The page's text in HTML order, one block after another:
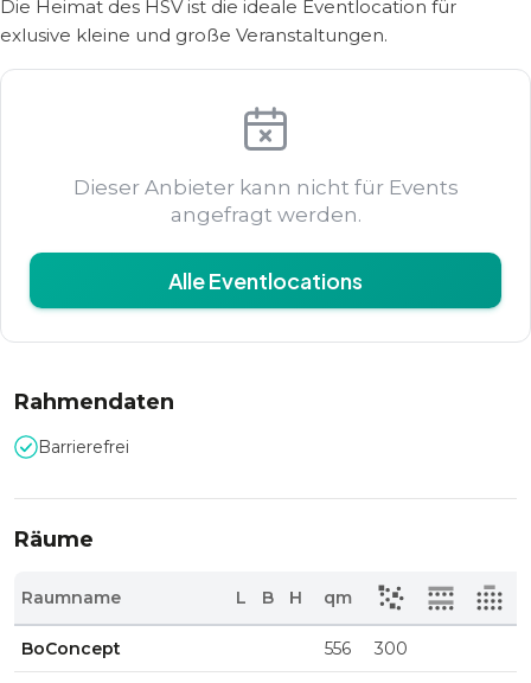
Die Heimat des HSV ist die ideale Eventlocation für
exlusive kleine und große Veranstaltungen.
Dieser Anbieter kann nicht für Events
angefragt werden.
Alle Eventlocations
Rahmendaten
Barrierefrei
Räume
Raumname L B H qm
BoConcept 556 300